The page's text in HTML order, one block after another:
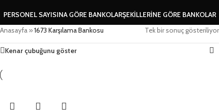
PERSONEL SAYISINA GÖRE BANKOLARŞEKILLERINE GÖRE BANKOLAR
Anasayfa »1673 Karşılama Bankosu Tek bir sonuç gösteriliyor
Kenar çubuğunu göster